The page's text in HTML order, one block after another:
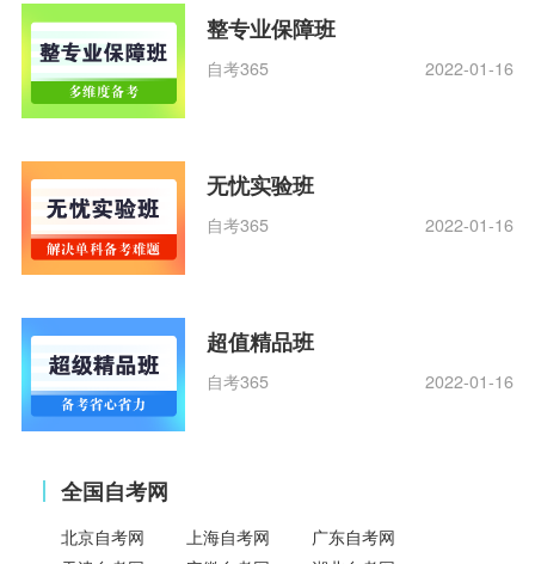
整专业保障班
自考365 2022-01-16
无忧实验班
自考365 2022-01-16
超值精品班
自考365 2022-01-16
全国自考网
北京自考网 上海自考网
广东自考网